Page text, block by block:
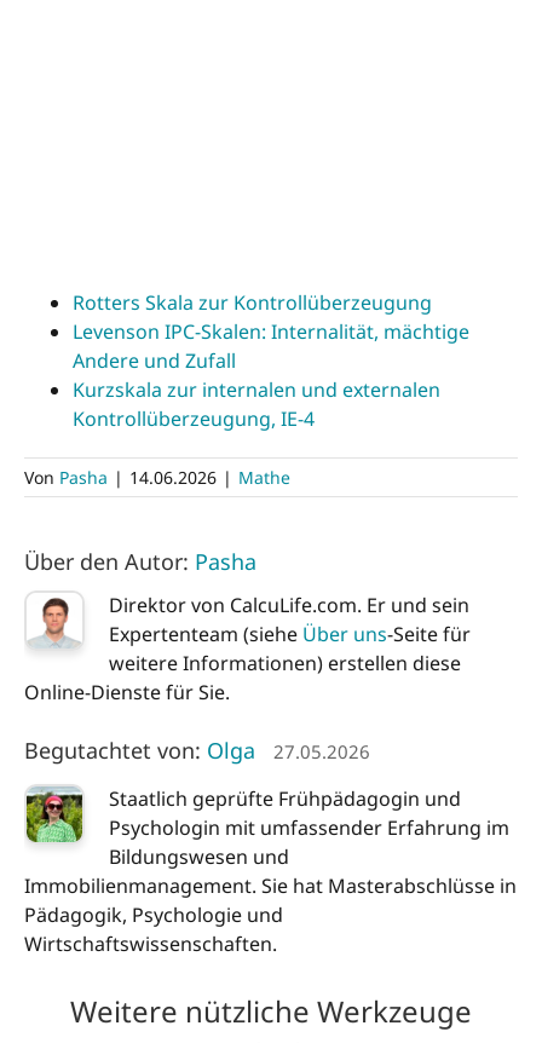
Rotters Skala zur Kontrollüberzeugung
Levenson IPC-Skalen: Internalität, mächtige
Andere und Zufall
Kurzskala zur internalen und externalen
Kontrollüberzeugung, IE-4
Von Pasha | 14.06.2026 | Mathe
Über den Autor: Pasha
Direktor von CalcuLife.com. Er und sein
Expertenteam (siehe Über uns-Seite für
weitere Informationen) erstellen diese
Online-Dienste für Sie.
Begutachtet von: Olga 27.05.2026
Staatlich geprüfte Frühpädagogin und
Psychologin mit umfassender Erfahrung im
Bildungswesen und
Immobilienmanagement. Sie hat Masterabschlüsse in
Pädagogik, Psychologie und
Wirtschaftswissenschaften.
Weitere nützliche Werkzeuge